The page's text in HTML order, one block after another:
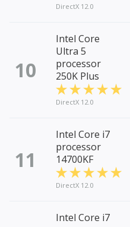
DirectX 12.0
10
Intel Core
Ultra 5
processor
250K Plus
DirectX 12.0
11
Intel Core i7
processor
14700KF
DirectX 12.0
Intel Core i7